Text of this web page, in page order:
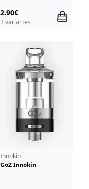
2.90€
3 variantes
Innokin
GoZ Innokin